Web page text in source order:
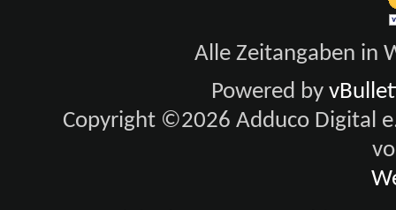
Alle Zeitangaben in
Powered by
Copyright ©2026 Adduco Digital